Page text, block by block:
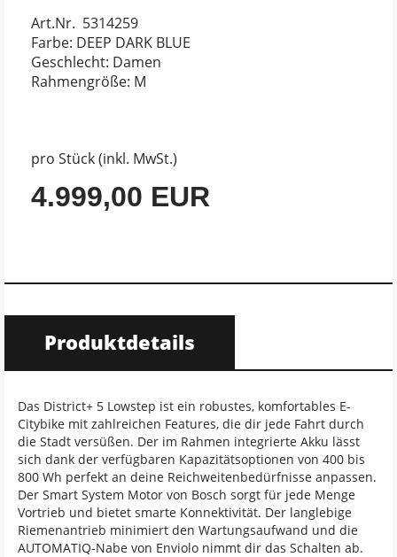
Art.Nr. 5314259
Farbe: DEEP DARK BLUE
Geschlecht: Damen
Rahmengröße: M
pro Stück (inkl. MwSt.)
4.999,00 EUR
Produktdetails
Das District+ 5 Lowstep ist ein robustes, komfortables E-
Citybike mit zahlreichen Features, die dir jede Fahrt durch
die Stadt versüßen. Der im Rahmen integrierte Akku lässt
sich dank der verfügbaren Kapazitätsoptionen von 400 bis
800 Wh perfekt an deine Reichweitenbedürfnisse anpassen.
Der Smart System Motor von Bosch sorgt für jede Menge
Vortrieb und bietet smarte Konnektivität. Der langlebige
Riemenantrieb minimiert den Wartungsaufwand und die
AUTOMATIQ-Nabe von Enviolo nimmt dir das Schalten ab.